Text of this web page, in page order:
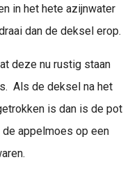
in het hete azijnwater
dan de deksel erop.
deze nu rustig staan
Als de deksel na het
is dan is de pot
de appelmoes op een